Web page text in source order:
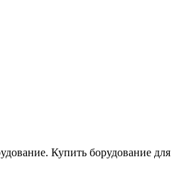
Купить борудование для